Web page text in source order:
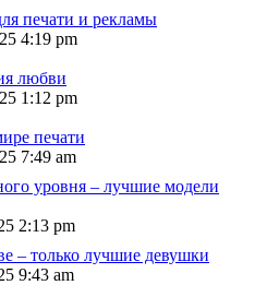
печати и рекламы
4:19 pm
любви
1:12 pm
печати
7:49 am
уровня – лучшие модели
2:13 pm
– только лучшие девушки
9:43 am